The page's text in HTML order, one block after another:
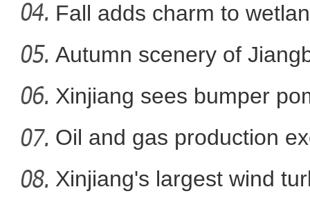
新疆：调动各方力量就近便
Fall adds charm to
Autumn scenery of
Xinjiang sees bumper
Oil and gas production
metr
Xinjiang's largest wind